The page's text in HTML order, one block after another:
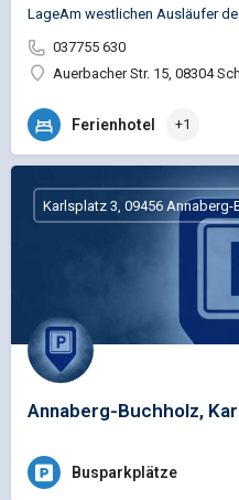
037755 630
Auerbacher Str. 15, 08304
Ferienhotel +1
Annaberg-Buchholz,
Karlsplatz 3, 09456 Annaberg-
Busparkplätze